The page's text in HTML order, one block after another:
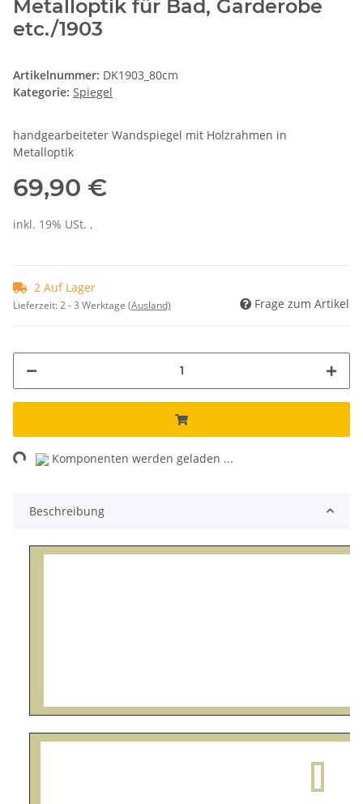
Metalloptik für Bad, Garderobe
etc./1903
Artikelnummer: DK1903_80cm
Kategorie: Spiegel
handgearbeiteter Wandspiegel mit Holzrahmen in
Metalloptik
69,90 €
inkl. 19% USt. ,
2 Auf Lager
Lieferzeit:2 - 3 Werktage (Ausland) Frage zum Artikel
Komponenten werden geladen ...
Beschreibung